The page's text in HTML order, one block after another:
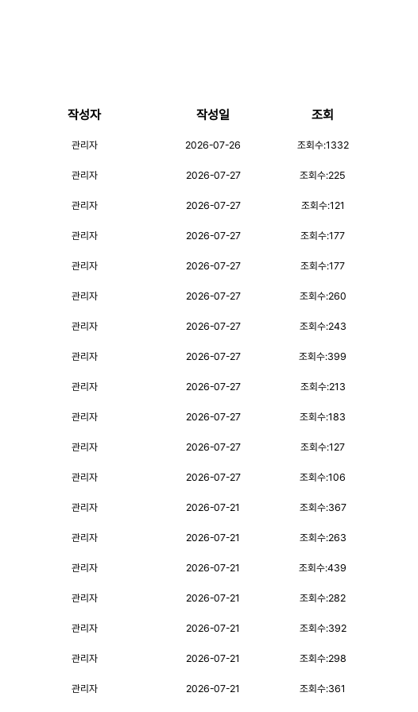
작성자 작성일 조회
관리자 2026-07-26 조회수:1332
관리자 2026-07-27 조회수:225
관리자 2026-07-27 조회수:121
관리자 2026-07-27 조회수:177
관리자 2026-07-27 조회수:177
관리자 2026-07-27 조회수:260
관리자 2026-07-27 조회수:243
관리자 2026-07-27 조회수:399
관리자 2026-07-27 조회수:213
관리자 2026-07-27 조회수:183
관리자 2026-07-27 조회수:127
관리자 2026-07-27 조회수:106
관리자 2026-07-21 조회수:367
관리자 2026-07-21 조회수:263
관리자 2026-07-21 조회수:439
관리자 2026-07-21 조회수:282
관리자 2026-07-21 조회수:392
관리자 2026-07-21 조회수:298
관리자 2026-07-21 조회수:361